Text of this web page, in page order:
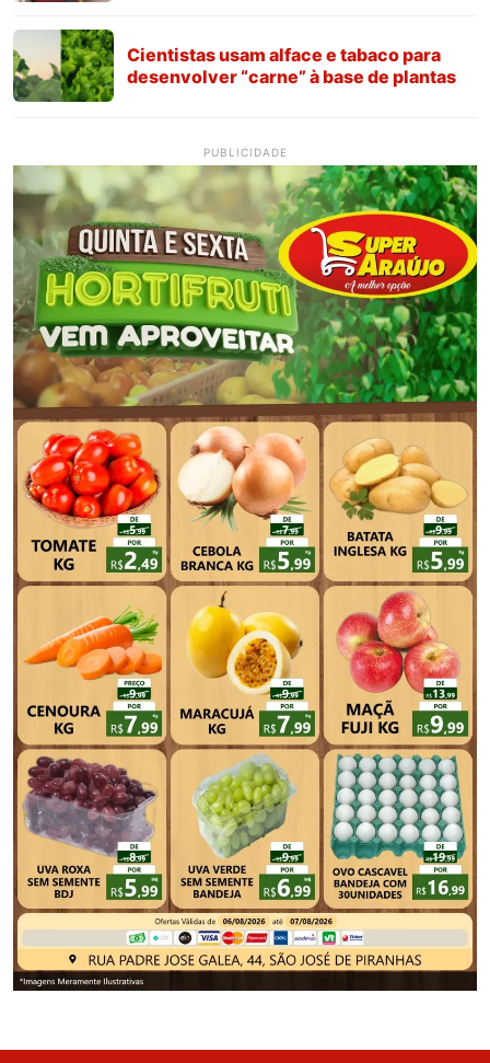
Cientistas usam alface e tabaco para
desenvolver “carne” à base de plantas
PUBLICIDADE